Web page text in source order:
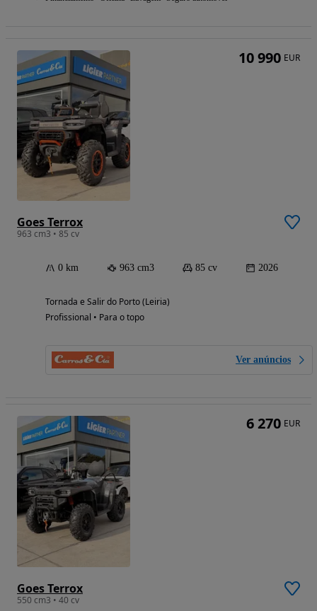
Goes Terrox
963 cm3 • 85 cv
0 km 963 cm3 85 cv 2026
Tornada e Salir do Porto (Leiria)
Profissional • Para o topo
Ver anúncios
10 990 EUR
Goes Terrox
550 cm3 • 40 cv
6 270 EUR